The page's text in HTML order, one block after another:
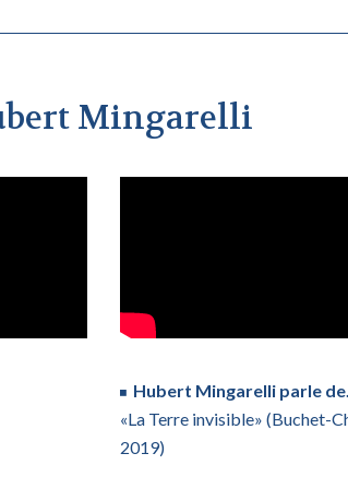
Mingarelli
Hubert Mingarelli parle de…
«La Terre invisible» (Buchet-
2019)